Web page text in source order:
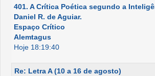
401. A Crítica Poética segundo a
Daniel R. de Aguiar.
Espaço Crítico
Alemtagus
Hoje 18:19:40
Re: Letra A (10 a 16 de agosto)